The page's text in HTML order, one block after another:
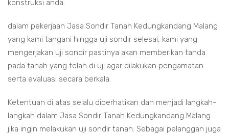
konstruksi anda.
dalam pekerjaan Jasa Sondir Tanah Kedungkandang Malang
yang kami tangani hingga uji sondir selesai, kami yang
mengerjakan uji sondir pastinya akan memberikan tanda
pada tanah yang telah di uji agar dilakukan pengamatan
serta evaluasi secara berkala.
Ketentuan di atas selalu diperhatikan dan menjadi langkah-
langkah dalam Jasa Sondir Tanah Kedungkandang Malang
jika ingin melakukan uji sondir tanah. Sebagai pelanggan juga